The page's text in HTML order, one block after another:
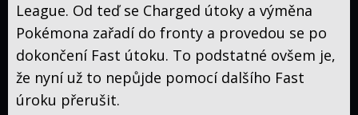
Advanced
Diamond
Pearl
Black
White
XY
League. Od teď se Charged útoky a výměna
Pokémona zařadí do fronty a provedou se po
dokončení Fast útoku. To podstatné ovšem je,
že nyní už to nepůjde pomocí dalšího Fast
úroku přerušit.